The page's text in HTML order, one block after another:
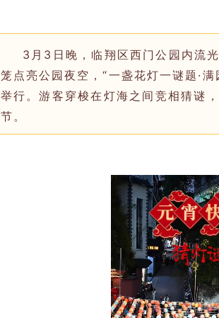
3月3日晚，临翔区西门公园内流
笼点亮公园夜空，“一盏花灯一谜题·
举行。游客穿梭在灯海之间竞相猜谜
节。